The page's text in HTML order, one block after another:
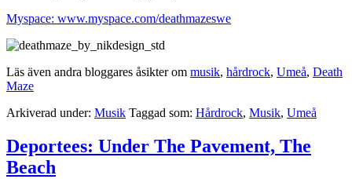
Myspace: www.myspace.com/deathmazeswe
Läs även andra bloggares åsikter om musik, hårdrock, Umeå, Death
Maze
Arkiverad under: Musik Taggad som: Hårdrock, Musik, Umeå
Deportees: Under The Pavement, The
Beach